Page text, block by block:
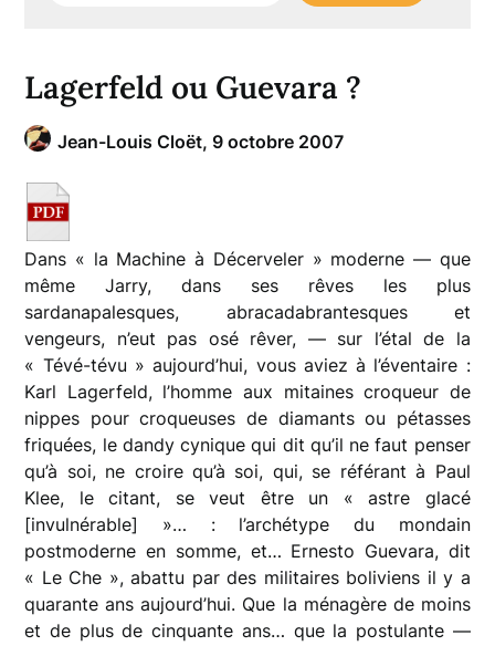
Lagerfeld ou Guevara ?
Jean-Louis Cloët, 9 octobre 2007
Dans « la Machine à Décerveler » moderne — que
même Jarry, dans ses rêves les plus
sardanapalesques, abracadabrantesques et
vengeurs, n’eut pas osé rêver, — sur l’étal de la
« Tévé-tévu » aujourd’hui, vous aviez à l’éventaire :
Karl Lagerfeld, l’homme aux mitaines croqueur de
nippes pour croqueuses de diamants ou pétasses
friquées, le dandy cynique qui dit qu’il ne faut penser
qu’à soi, ne croire qu’à soi, qui, se référant à Paul
Klee, le citant, se veut être un « astre glacé
[invulnérable] »… : l’archétype du mondain
postmoderne en somme, et… Ernesto Guevara, dit
« Le Che », abattu par des militaires boliviens il y a
quarante ans aujourd’hui. Que la ménagère de moins
et de plus de cinquante ans… que la postulante —